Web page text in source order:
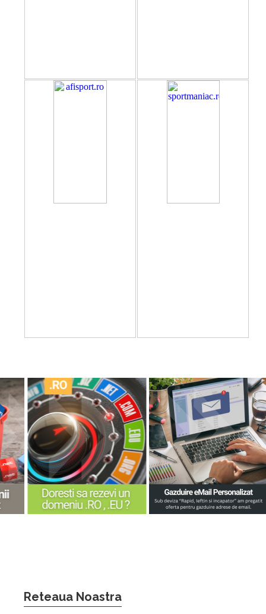
Reteaua Noastra